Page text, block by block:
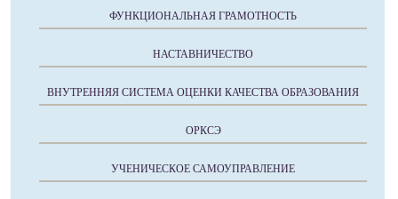
ФУНКЦИОНАЛЬНАЯ ГРАМОТНОСТЬ
НАСТАВНИЧЕСТВО
ВНУТРЕННЯЯ СИСТЕМА ОЦЕНКИ КАЧЕСТВА ОБРАЗОВАНИЯ
ОРКСЭ
УЧЕНИЧЕСКОЕ САМОУПРАВЛЕНИЕ